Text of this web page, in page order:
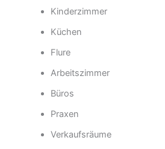
Kinderzimmer
Küchen
Flure
Arbeitszimmer
Büros
Praxen
Verkaufsräume